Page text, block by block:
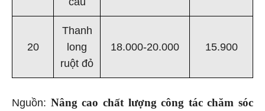
cau
20
Thanh
long
ruột đỏ
18.000-20.000 15.900
Nguồn: Nâng cao chất lượng công tác chăm sóc